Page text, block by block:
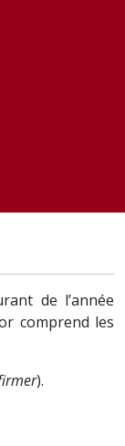
de l’année
comprend les
).